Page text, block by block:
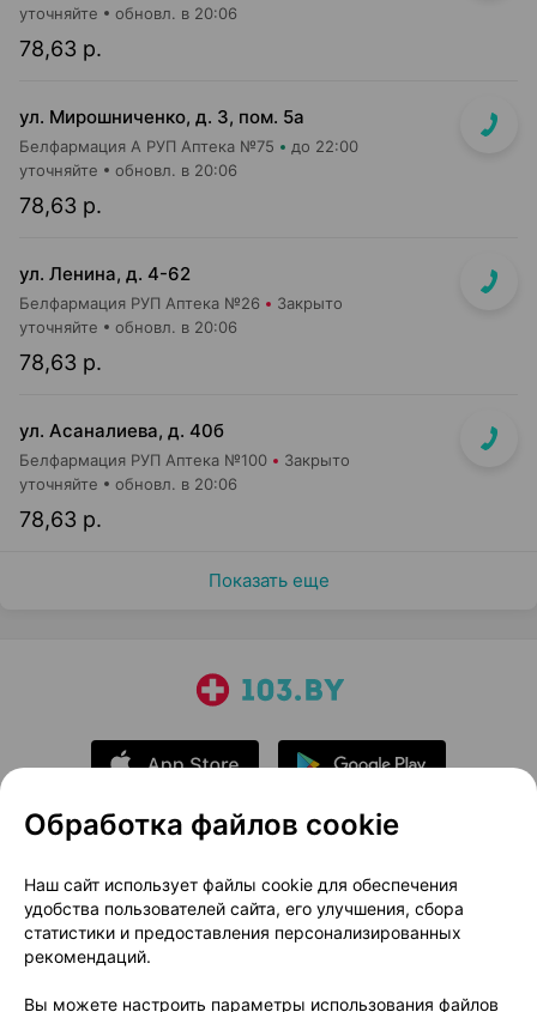
78,63 р.
уточняйте обновл. в 20:06
ул. Мирошниченко, д. 3, пом. 5а
Белфармация А РУП Аптека №75 до 22:00
78,63 р.
уточняйте обновл. в 20:06
ул. Ленина, д. 4-62
Белфармация РУП Аптека №26 Закрыто
78,63 р.
уточняйте обновл. в 20:06
ул. Асаналиева, д. 40б
Белфармация РУП Аптека №100 Закрыто
78,63 р.
уточняйте обновл. в 20:06
Показать еще
О проекте
Новости проекта
Размещение рекламы
Медицинский маркетинг
Публичный договор
Доставка
Обработка файлов cookie
Наш сайт использует файлы cookie для обеспечения
удобства пользователей сайта, его улучшения, сбора
статистики и предоставления персонализированных
рекомендаций.
Вы можете настроить параметры использования файлов